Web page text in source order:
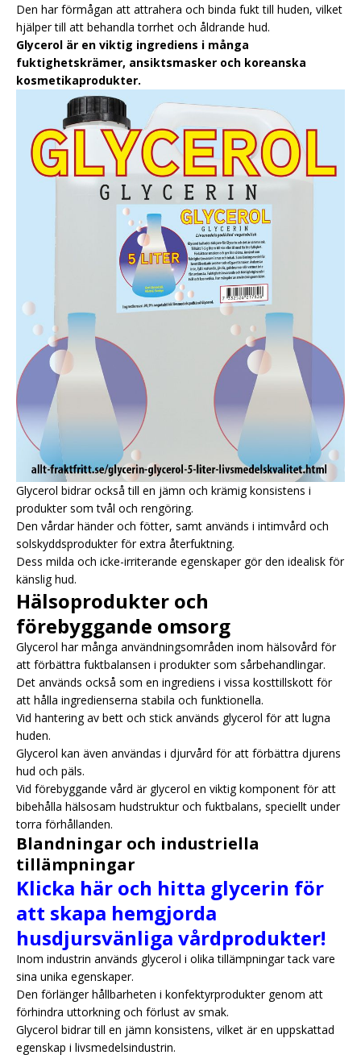
Den har förmågan att attrahera och binda fukt till huden, vilket
hjälper till att behandla torrhet och åldrande hud.
Glycerol är en viktig ingrediens i många
fuktighetskrämer, ansiktsmasker och koreanska
kosmetikaprodukter.
Glycerol bidrar också till en jämn och krämig konsistens i
produkter som tvål och rengöring.
Den vårdar händer och fötter, samt används i intimvård och
solskyddsprodukter för extra återfuktning.
Dess milda och icke-irriterande egenskaper gör den idealisk för
känslig hud.
Hälsoprodukter och
förebyggande omsorg
Glycerol har många användningsområden inom hälsovård för
att förbättra fuktbalansen i produkter som sårbehandlingar.
Det används också som en ingrediens i vissa kosttillskott för
att hålla ingredienserna stabila och funktionella.
Vid hantering av bett och stick används glycerol för att lugna
huden.
Glycerol kan även användas i djurvård för att förbättra djurens
hud och päls.
Vid förebyggande vård är glycerol en viktig komponent för att
bibehålla hälsosam hudstruktur och fuktbalans, speciellt under
torra förhållanden.
Blandningar och industriella
tillämpningar
Klicka här och hitta glycerin för
att skapa hemgjorda
husdjursvänliga vårdprodukter!
Inom industrin används glycerol i olika tillämpningar tack vare
sina unika egenskaper.
Den förlänger hållbarheten i konfektyrprodukter genom att
förhindra uttorkning och förlust av smak.
Glycerol bidrar till en jämn konsistens, vilket är en uppskattad
egenskap i livsmedelsindustrin.